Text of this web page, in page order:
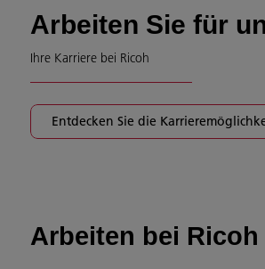
Arbeiten Sie für
Ihre Karriere bei Ricoh
Entdecken Sie die
Arbeiten bei Ricoh